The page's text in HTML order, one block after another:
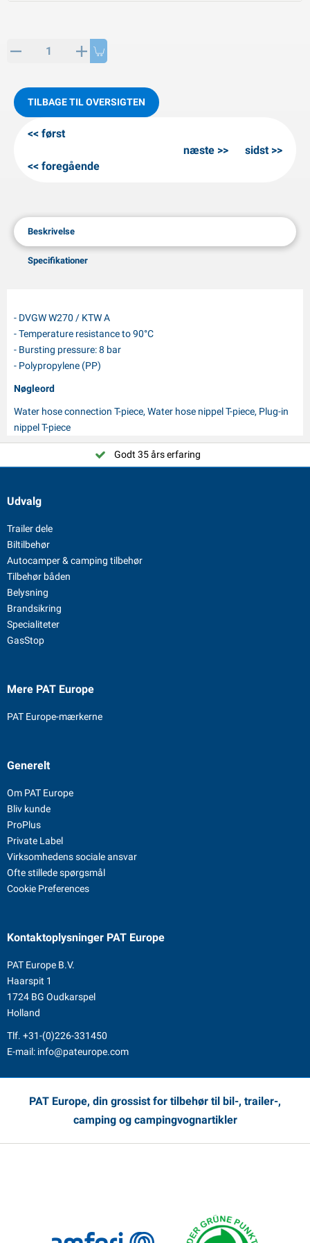
KO artikler
TILBAGE TIL OVERSIGTEN
først
foregående
næste sidst
Beskrivelse
Specifikationer
- DVGW W270 / KTW A
- Temperature resistance to 90°C
- Bursting pressure: 8 bar
- Polypropylene (PP)
Nøgleord
Water hose connection T-piece, Water hose nippel T-piece, Plug-in
nippel T-piece
Godt 35 års erfaring
Udvalg
Trailer dele
Biltilbehør
Autocamper & camping tilbehør
Tilbehør båden
Belysning
Brandsikring
Specialiteter
GasStop
Mere PAT Europe
PAT Europe-mærkerne
Generelt
Om PAT Europe
Bliv kunde
ProPlus
Private Label
Virksomhedens sociale ansvar
Ofte stillede spørgsmål
Cookie Preferences
Kontaktoplysninger PAT Europe
PAT Europe B.V.
Haarspit 1
1724 BG Oudkarspel
Holland
Tlf. +31-(0)226-331450
E-mail: info@pateurope.com
PAT Europe, din grossist for tilbehør til bil-, trailer-,
camping og campingvognartikler